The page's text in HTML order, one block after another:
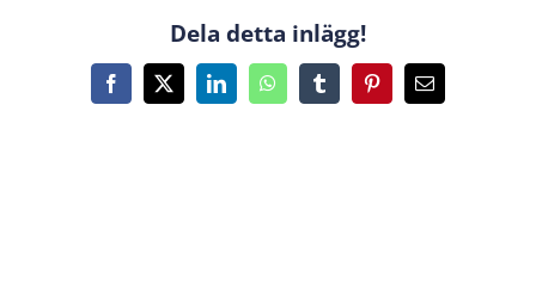
Dela detta inlägg!
Facebook
X LinkedInWhatsAppTumblrPinterest
E-